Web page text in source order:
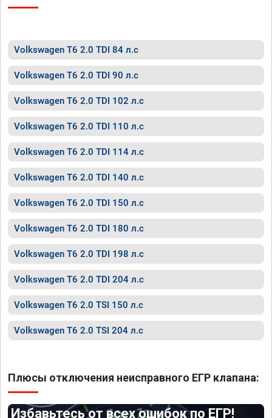
Volkswagen T6 2.0 TDI 84 л.с
Volkswagen T6 2.0 TDI 90 л.с
Volkswagen T6 2.0 TDI 102 л.с
Volkswagen T6 2.0 TDI 110 л.с
Volkswagen T6 2.0 TDI 114 л.с
Volkswagen T6 2.0 TDI 140 л.с
Volkswagen T6 2.0 TDI 150 л.с
Volkswagen T6 2.0 TDI 180 л.с
Volkswagen T6 2.0 TDI 198 л.с
Volkswagen T6 2.0 TDI 204 л.с
Volkswagen T6 2.0 TSI 150 л.с
Volkswagen T6 2.0 TSI 204 л.с
Плюсы отключения неисправного ЕГР клапана:
Избавьтесь от всех ошибок по ЕГР!